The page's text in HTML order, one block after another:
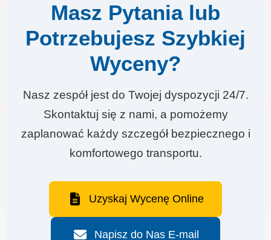
Masz Pytania lub
Potrzebujesz Szybkiej
Wyceny?
Nasz zespół jest do Twojej dyspozycji 24/7.
Skontaktuj się z nami, a pomożemy
zaplanować każdy szczegół bezpiecznego i
komfortowego transportu.
Uzyskaj Wycenę Online
Napisz do Nas E-mail